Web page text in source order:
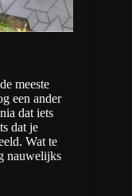
meeste
een ander
dat iets
dat je
Wat te
nauwelijks